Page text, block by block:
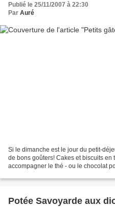
Publié le 25/11/2007 à 22:30
Par Auré
Si le dimanche est le jour du petit-
de bons goûters! Cakes et biscuits
accompagner le thé - ou le chocolat
Potée Savoyarde aux